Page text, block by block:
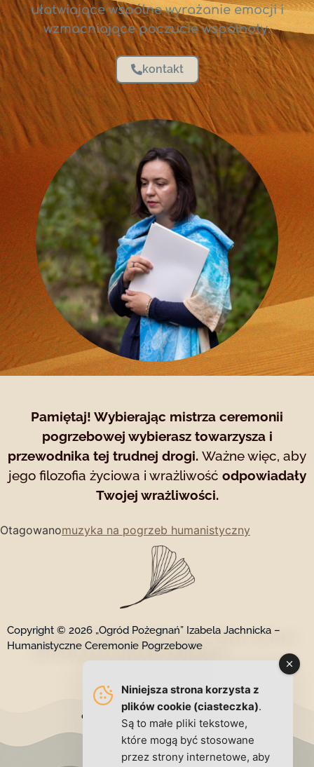
ułatwiające wspólne wyrażanie emocji i
wzmacniające poczucie wspólnoty.
kontakt
Pamiętaj! Wybierając mistrza ceremonii
pogrzebowej wybierasz towarzysza i
przewodnika tej trudnej drogi. Ważne więc, aby
jego filozofia życiowa i wrażliwość odpowiadały
Twojej wrażliwości.
Otagowanomuzyka na pogrzeb humanistyczny
Copyright © 2026 „Ogród Pożegnań” Izabela Jachnicka –
Humanistyczne Ceremonie Pogrzebowe
Kontakt
ceremonie@izabelajachnicka.pl
+48 791 777 302
www.izabelajachnicka.pl
Niniejsza strona korzysta z
plików cookie (ciasteczka).
Są to małe pliki tekstowe,
które mogą być stosowane
przez strony internetowe, aby